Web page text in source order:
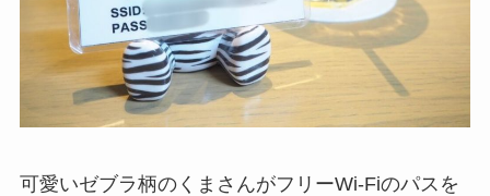
可愛いゼブラ柄のくまさんがフリーWi-Fiのパスを